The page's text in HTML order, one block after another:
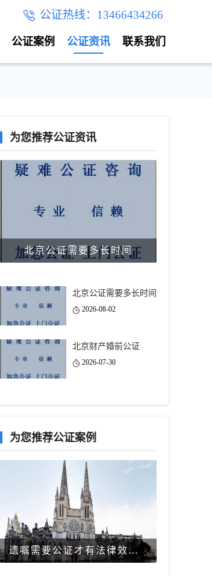
公证热线：13466434266
联系我们
公证资讯
公证案例
为您推荐公证资讯
北京公证需要多长时间
北京公证需要多长时间
2026-08-02
北京财产婚前公证
2026-07-30
为您推荐公证案例
遗嘱需要公证才有法律效力吗？